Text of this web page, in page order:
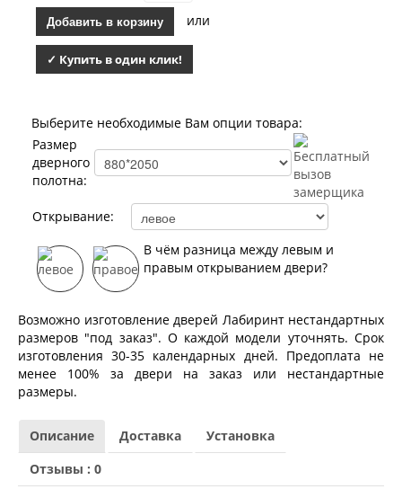
Лабиринт Лайн Вайт
Лабиринт Леолаб
Лабиринт Лондон
Лабиринт Лофт
Лабиринт Нью Йорк
Лабиринт Пиано
Лабиринт Пиано Смарт 2.0
Лабиринт Полярис лайт
Лабиринт Роял
Лабиринт Сильвер
Лабиринт Сияна
Лабиринт Скайлаб
Лабиринт Смартлаб
Лабиринт Соналаб
Лабиринт Термолайт
Лабиринт Термомагнит
Лабиринт Фрост
Лабиринт Шторм
Лабиринт Эволаб
Добавить в корзину или
✓ Купить в один клик!
Выберите необходимые Вам опции товара:
Размер
дверного
полотна:
Открывание:
В чём разница между левым и
правым открыванием двери?
Возможно изготовление дверей Лабиринт нестандартных
размеров "под заказ". О каждой модели уточнять. Срок
изготовления 30-35 календарных дней. Предоплата не
менее 100% за двери на заказ или нестандартные
размеры.
Описание Доставка
Установка
Отзывы : 0